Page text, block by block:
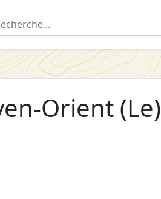
Orient (Le)